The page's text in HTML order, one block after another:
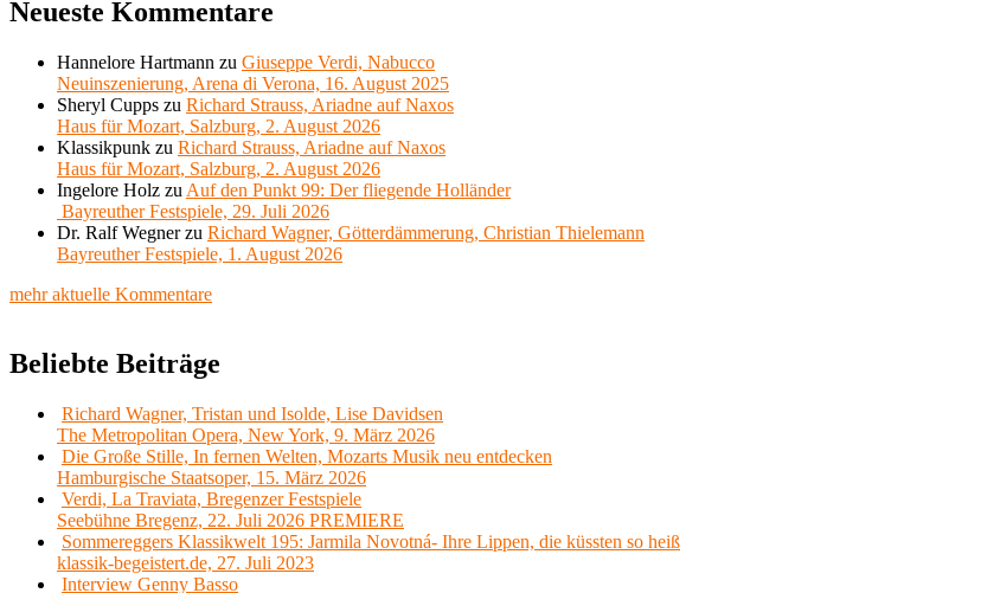
Neueste Kommentare
Hannelore Hartmann zu Giuseppe Verdi, Nabucco
Neuinszenierung, Arena di Verona, 16. August 2025
Sheryl Cupps zu Richard Strauss, Ariadne auf Naxos
Haus für Mozart, Salzburg, 2. August 2026
Klassikpunk zu Richard Strauss, Ariadne auf Naxos
Haus für Mozart, Salzburg, 2. August 2026
Ingelore Holz zu Auf den Punkt 99: Der fliegende Holländer
Bayreuther Festspiele, 29. Juli 2026
Dr. Ralf Wegnerzu Richard Wagner, Götterdämmerung, Christian Thielemann
Bayreuther Festspiele, 1. August 2026
mehr aktuelle Kommentare
Beliebte Beiträge
Richard Wagner, Tristan und Isolde, Lise Davidsen
The Metropolitan Opera, New York, 9. März 2026
Die Große Stille, In fernen Welten, Mozarts Musik neu entdecken
Hamburgische Staatsoper, 15. März 2026
Verdi, La Traviata, Bregenzer Festspiele
Seebühne Bregenz, 22. Juli 2026 PREMIERE
Sommereggers Klassikwelt 195: Jarmila Novotná- Ihre Lippen, die küssten so heiß
klassik-begeistert.de, 27. Juli 2023
Interview Genny Basso